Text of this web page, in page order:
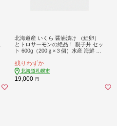
北海道産 いくら 醤油漬け （鮭卵）
とトロサーモンの絶品！ 親子丼 セッ
ト 600g（200ｇ×３個）水産 海鮮 魚
トロサーモン 3パック ご飯にのせる
だけ 冷凍 北海道 札幌市
残りわずか
北海道札幌市
19,000 円